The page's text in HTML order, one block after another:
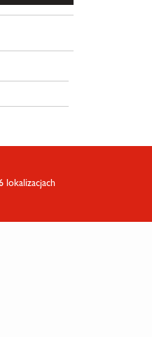
lokalizacjach